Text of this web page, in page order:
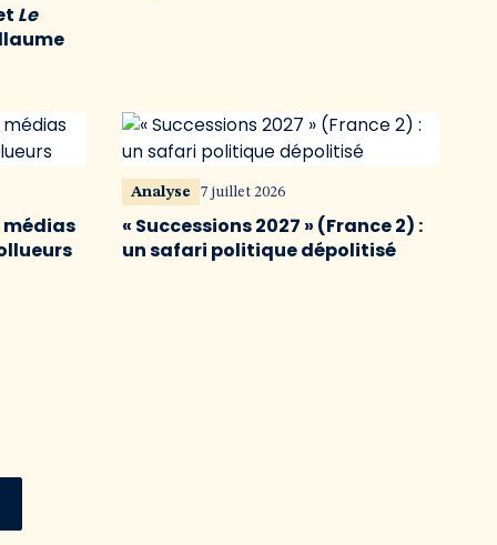
Le
médias
Analyse 7 juillet 2026
« Successions 2027 » (France 2) :
un safari politique dépolitisé